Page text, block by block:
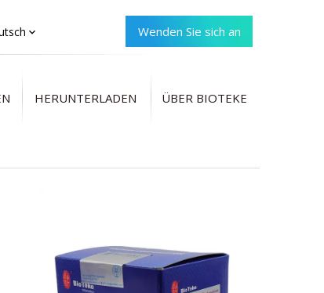
Wenden Sie sich an
HERUNTERLADEN ÜBER BIOTEKE